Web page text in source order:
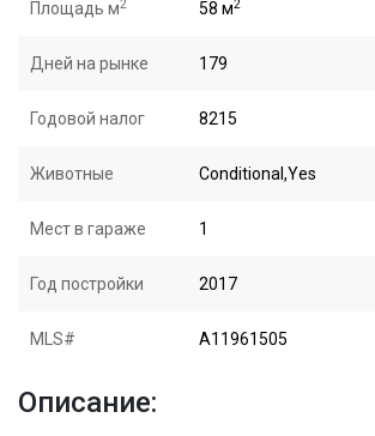
Площадь м2 58 м2
Дней на рынке 179
Годовой налог 8215
Животные Conditional,Yes
Мест в гараже 1
Год постройки 2017
MLS# A11961505
Описание: